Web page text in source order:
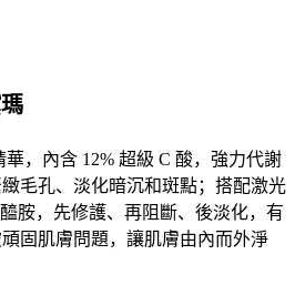
華，內含 12% 超級 C 酸，強力代謝
毛孔、淡化暗沉和斑點；搭配激光
胺，先修護、再阻斷、後淡化，有
固肌膚問題，讓肌膚由內而外淨